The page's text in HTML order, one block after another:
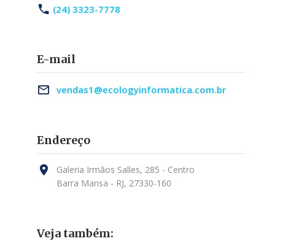
(24) 3323-7778
E-mail
vendas1@ecologyinformatica.com.br
Endereço
Galeria Irmãos Salles, 285 - Centro
Barra Mansa - RJ, 27330-160
Veja também: